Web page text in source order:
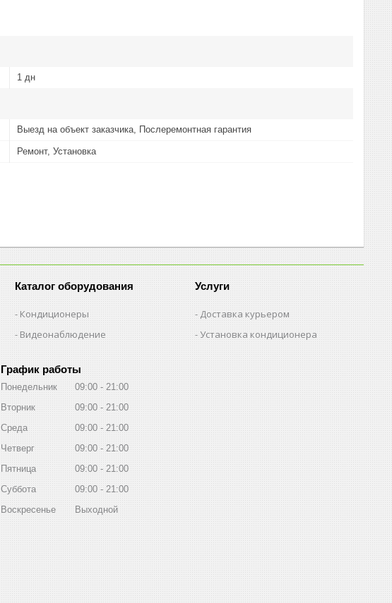
1 дн
Выезд на объект заказчика, Послеремонтная гарантия
Ремонт, Установка
Каталог оборудования
Кондиционеры
Видеонаблюдение
Услуги
Доставка курьером
Установка кондиционера
График работы
Понедельник 09:00
21:00
Вторник
09:00
21:00
Среда
09:00
21:00
Четверг
09:00
21:00
Пятница
09:00
21:00
Суббота
09:00
21:00
Воскресенье
Выходной